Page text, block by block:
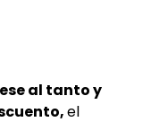
al tanto y
el